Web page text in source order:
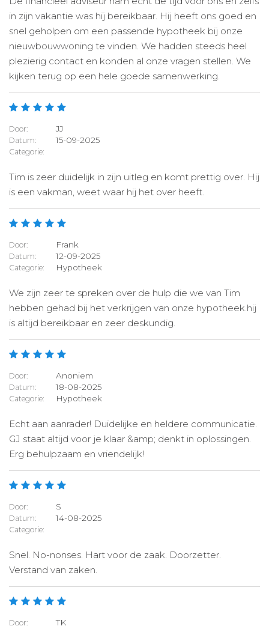
in zijn vakantie was hij bereikbaar. Hij heeft ons goed en
snel geholpen om een passende hypotheek bij onze
nieuwbouwwoning te vinden. We hadden steeds heel
plezierig contact en konden al onze vragen stellen. We
kijken terug op een hele goede samenwerking.
Door: JJ
Datum: 15-09-2025
Categorie:
Tim is zeer duidelijk in zijn uitleg en komt prettig over. Hij
is een vakman, weet waar hij het over heeft.
Door: Frank
Datum: 12-09-2025
Categorie: Hypotheek
We zijn zeer te spreken over de hulp die we van Tim
hebben gehad bij het verkrijgen van onze hypotheek.hij
is altijd bereikbaar en zeer deskundig.
Door: Anoniem
Datum: 18-08-2025
Categorie: Hypotheek
Echt aan aanrader! Duidelijke en heldere communicatie.
GJ staat altijd voor je klaar &amp; denkt in oplossingen.
Erg behulpzaam en vriendelijk!
Door: S
Datum: 14-08-2025
Categorie:
Snel. No-nonses. Hart voor de zaak. Doorzetter.
Verstand van zaken.
Door: TK